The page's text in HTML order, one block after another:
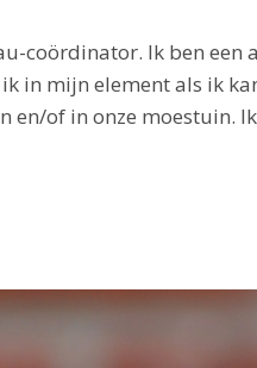
coördinator. Ik ben
in mijn element als ik
of in onze moestuin.